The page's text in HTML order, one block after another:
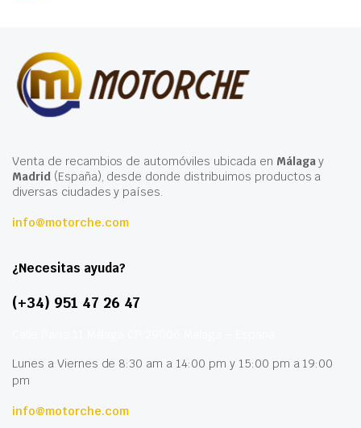
Venta de recambios de automóviles ubicada en Málagay
Madrid(España), desde donde distribuimos productos a
diversas ciudades y países.
info@motorche.com
¿Necesitas ayuda?
(+34) 951 47 26 47
Lunes a Viernes de 8:30 am a 14:00 pm y 15:00 pm a 19:00
pm
info@motorche.com